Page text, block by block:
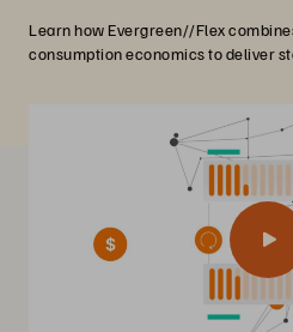
Learn how Evergreen//Flex
consumption economics to deliver